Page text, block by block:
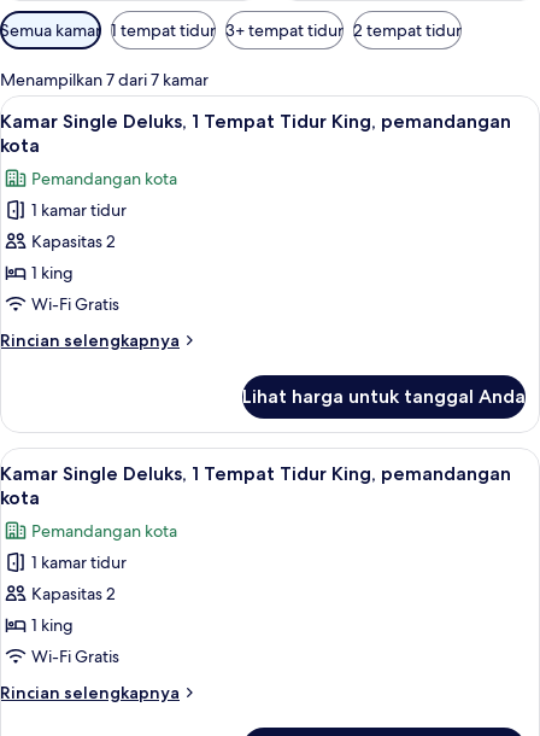
Filter
tersedia
untuk
kamar
Semua kamar 1 tempat tidur 3+ tempat tidur 2 tempat tidur
Menampilkan 7 dari 7 kamar
Lihat
semua
foto
untuk
Kamar
Single
Deluks,
1
Tempat
Tidur
pemandangan
kota
Kamar Single Deluks, 1 Tempat
8
Kamar Single Deluks, 1 Tempat Tidur King, pemandangan
kota
Pemandangan kota
1 kamar tidur
Kapasitas 2
1 king
Wi-Fi Gratis
Rincian selengkapnya
Rincian
Kamar
Single
Deluks,
1
Tidur
King,
pemandangan
kota
Lihat harga untuk tanggal Anda
Lihat
semua
foto
untuk
Kamar
Single
Deluks,
1
Tempat
Tidur
Selimut bulu angsa, Wi-Fi gratis, dan
8
Kamar Single Deluks, 1 Tempat Tidur King, pemandangan
kota
Pemandangan kota
1 kamar tidur
Kapasitas 2
1 king
Wi-Fi Gratis
Rincian selengkapnya
Rincian